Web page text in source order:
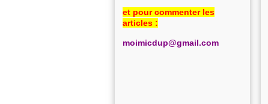
et pour commenter les
articles :
moimicdup@gmail.com